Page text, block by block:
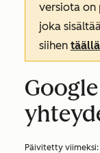
versiota on
joka
siihen täällä
Päivitetty viimeksi: